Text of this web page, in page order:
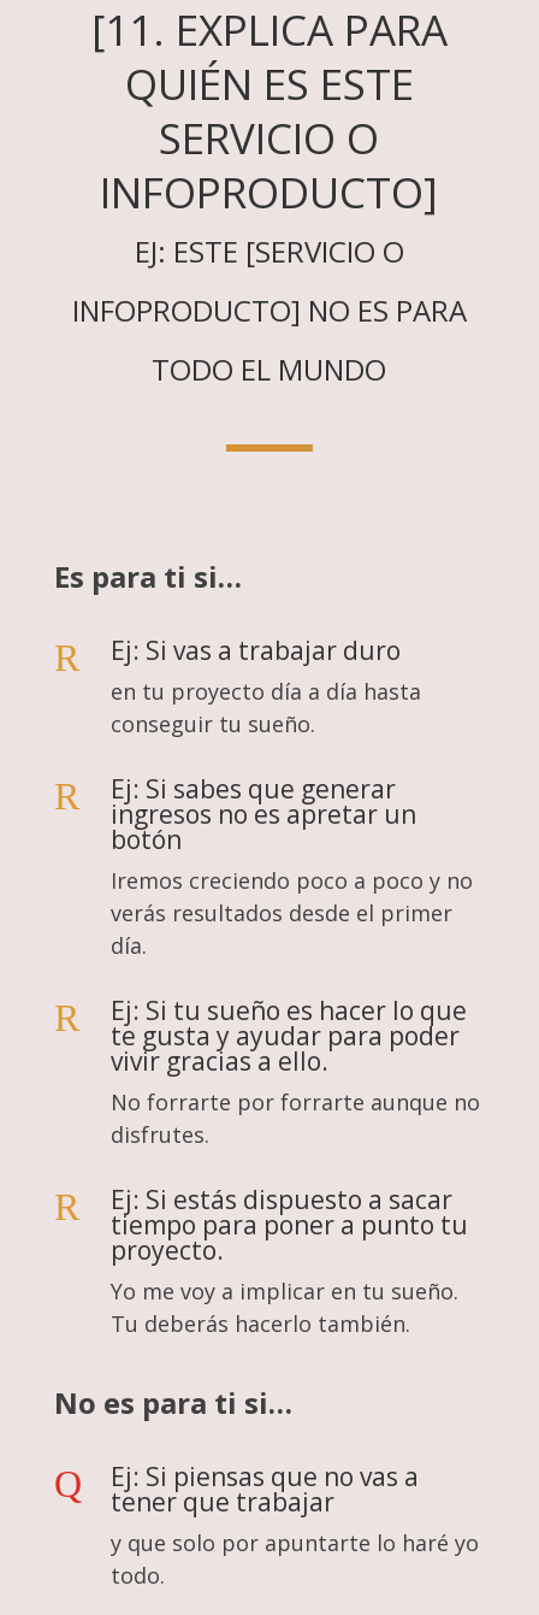
[11. EXPLICA PARA
QUIÉN ES ESTE
SERVICIO O
INFOPRODUCTO]
EJ: ESTE [SERVICIO O
INFOPRODUCTO] NO ES PARA
TODO EL MUNDO
Es para ti si…
R Ej: Si vas a trabajar duro
en tu proyecto día a día hasta
conseguir tu sueño.
R Ej: Si sabes que generar
ingresos no es apretar un
botón
Iremos creciendo poco a poco y no
verás resultados desde el primer
día.
R Ej: Si tu sueño es hacer lo que
te gusta y ayudar para poder
vivir gracias a ello.
No forrarte por forrarte aunque no
disfrutes.
R Ej: Si estás dispuesto a sacar
tiempo para poner a punto tu
proyecto.
Yo me voy a implicar en tu sueño.
Tu deberás hacerlo también.
No es para ti si…
Q Ej: Si piensas que no vas a
tener que trabajar
y que solo por apuntarte lo haré yo
todo.